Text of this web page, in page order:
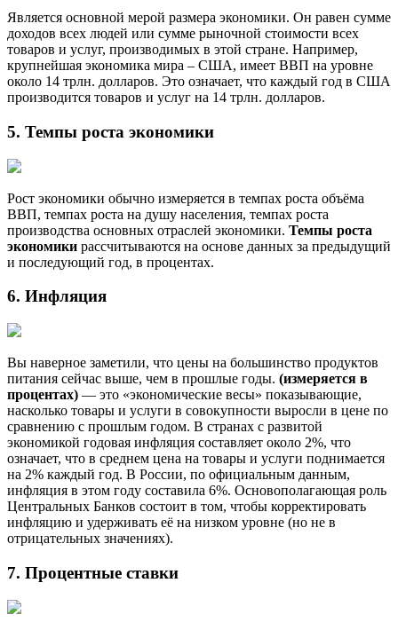
Является основной мерой размера экономики. Он равен сумме
доходов всех людей или сумме рыночной стоимости всех
товаров и услуг, производимых в этой стране. Например,
крупнейшая экономика мира – США, имеет ВВП на уровне
около 14 трлн. долларов. Это означает, что каждый год в США
производится товаров и услуг на 14 трлн. долларов.
5. Темпы роста экономики
Рост экономики обычно измеряется в темпах роста объёма
ВВП, темпах роста на душу населения, темпах роста
производства основных отраслей экономики. Темпы роста
экономики рассчитываются на основе данных за предыдущий
и последующий год, в процентах.
6. Инфляция
Вы наверное заметили, что цены на большинство продуктов
питания сейчас выше, чем в прошлые годы. (измеряется в
процентах) — это «экономические весы» показывающие,
насколько товары и услуги в совокупности выросли в цене по
сравнению с прошлым годом. В странах с развитой
экономикой годовая инфляция составляет около 2%, что
означает, что в среднем цена на товары и услуги поднимается
на 2% каждый год. В России, по официальным данным,
инфляция в этом году составила 6%. Основополагающая роль
Центральных Банков состоит в том, чтобы корректировать
инфляцию и удерживать её на низком уровне (но не в
отрицательных значениях).
7. Процентные ставки